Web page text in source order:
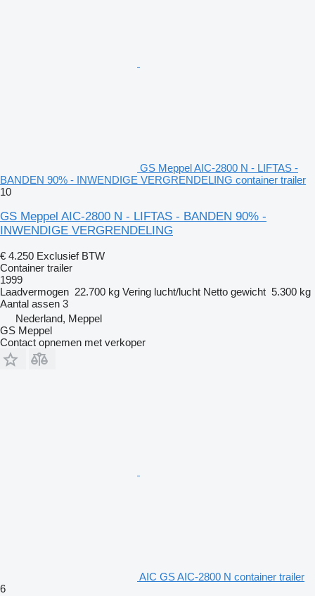
GS Meppel AIC-2800 N - LIFTAS -
BANDEN 90% - INWENDIGE VERGRENDELING container trailer
10
GS Meppel AIC-2800 N - LIFTAS - BANDEN 90% -
INWENDIGE VERGRENDELING
€ 4.250 Exclusief BTW
Container trailer
1999
Laadvermogen 22.700 kg Vering lucht/lucht Netto gewicht 5.300 kg
Aantal assen 3
Nederland, Meppel
GS Meppel
Contact opnemen met verkoper
AIC GS AIC-2800 N container trailer
6